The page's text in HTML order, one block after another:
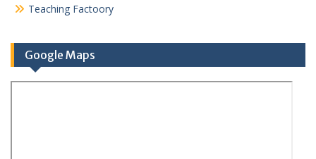
Teaching Factoory
Google Maps